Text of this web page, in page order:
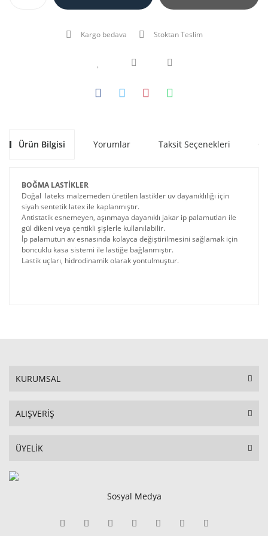
Kargo bedava Stoktan Teslim
Ürün Bilgisi Yorumlar Taksit Seçenekleri
BOĞMA LASTİKLER
Doğal lateks malzemeden üretilen lastikler uv dayanıklılığı için
siyah sentetik latex ile kaplanmıştır.
Antistatik esnemeyen, aşınmaya dayanıklı jakar ip palamutları ile
gül dikeni veya çentikli şişlerle kullanılabilir.
İp palamutun av esnasında kolayca değiştirilmesini sağlamak için
boncuklu kasa sistemi ile lastiğe bağlanmıştır.
Lastik uçları, hidrodinamik olarak yontulmuştur.
KURUMSAL
ALIŞVERİŞ
ÜYELİK
Sosyal Medya